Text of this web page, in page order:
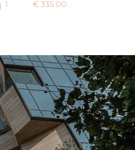
1 € 335.000 k.k.